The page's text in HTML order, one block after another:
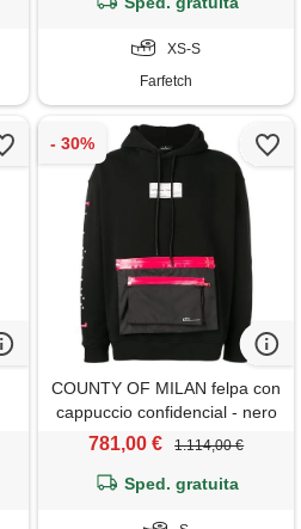
XS-S
Farfetch
COUNTY OF MILAN felpa con
cappuccio confidencial - nero
781,00 € 1.114,00 €
Sped. gratuita